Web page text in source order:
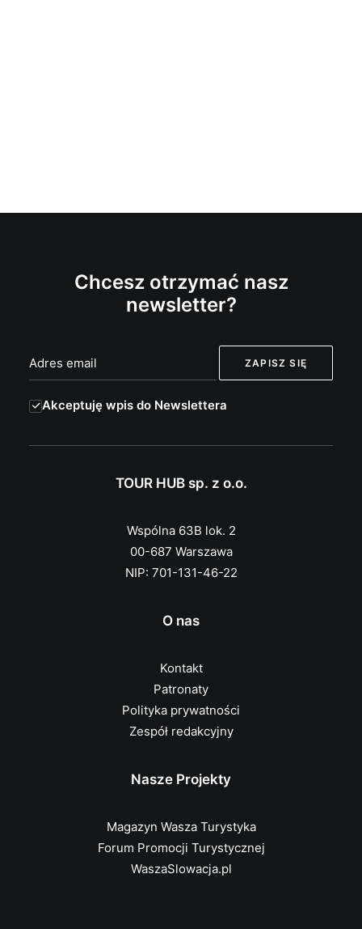
Chcesz otrzymać nasz
newsletter?
Akceptuję wpis do Newslettera
TOUR HUB sp. z o.o.
Wspólna 63B lok. 2
00-687 Warszawa
NIP: 701-131-46-22
O nas
Kontakt
Patronaty
Polityka prywatności
Zespół redakcyjny
Nasze Projekty
Magazyn Wasza Turystyka
Forum Promocji Turystycznej
WaszaSlowacja.pl